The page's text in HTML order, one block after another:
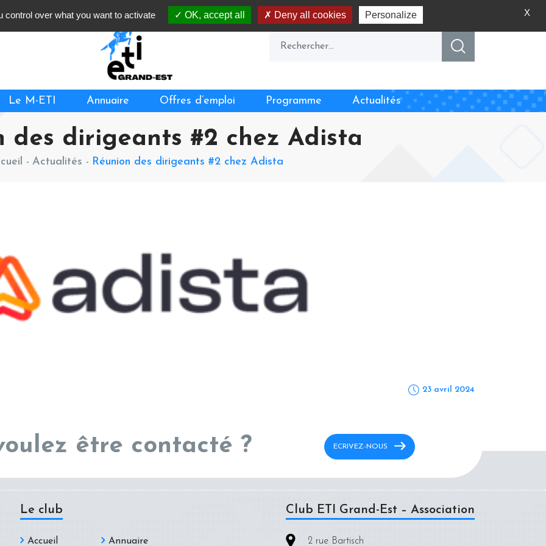
Le M-ETI Annuaire Offres d’emploi Programme Actualités
des dirigeants #2 chez Adista
- Actualités - Réunion des dirigeants #2 chez Adista
23 avril 2024
être contacté ? ECRIVEZ-NOUS
Le club
Accueil Annuaire
Club ETI Grand-Est – Association
2 rue Bartisch
X
over what you want to activate OK, accept all Deny all cookies Personalize